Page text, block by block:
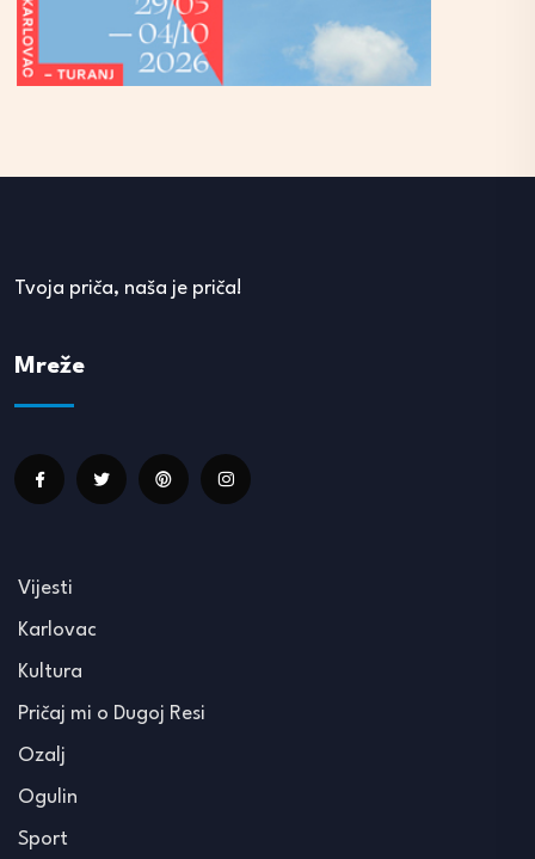
Tvoja priča, naša je priča!
Mreže
Vijesti
Karlovac
Kultura
Pričaj mi o Dugoj Resi
Ozalj
Ogulin
Sport